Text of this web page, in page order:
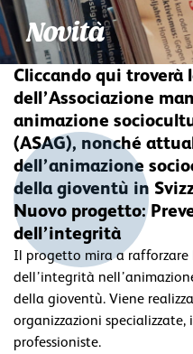
Novità
Cliccando qui troverà
dell’Associazione
animazione
(ASAG), nonché
dell’animazione
della gioventù in
Nuovo progetto:
dell’integrità
Il progetto mira a rafforzare
dell’integrità
della gioventù. Viene
organizzazioni
professioniste.